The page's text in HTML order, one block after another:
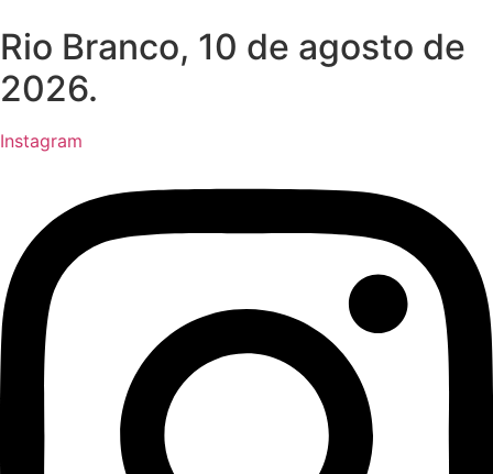
Rio Branco, 10 de agosto de
2026.
Instagram